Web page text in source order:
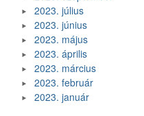
2023. július
2023. június
2023. május
2023. április
2023. március
2023. február
2023. január